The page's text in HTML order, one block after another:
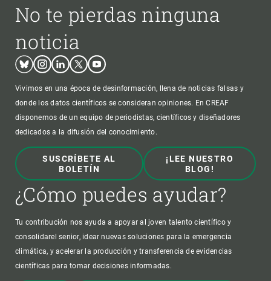
No te pierdas ninguna
noticia
BlueskyInstagram
LinkedinTwitterYoutube
Vivimos en una época de desinformación, llena de noticias falsas y
donde los datos científicos se consideran opiniones. En CREAF
disponemos de un equipo de periodistas, científicos y diseñadores
dedicados a la difusión del conocimiento.
SUSCRÍBETE AL
BOLETÍN
¡LEE NUESTRO
BLOG!
¿Cómo puedes ayudar?
Tu contribución nos ayuda a apoyar al joven talento científico y
consolidarel senior, idear nuevas soluciones para la emergencia
climática, y acelerar la producción y transferencia de evidencias
científicas para tomar decisiones informadas.